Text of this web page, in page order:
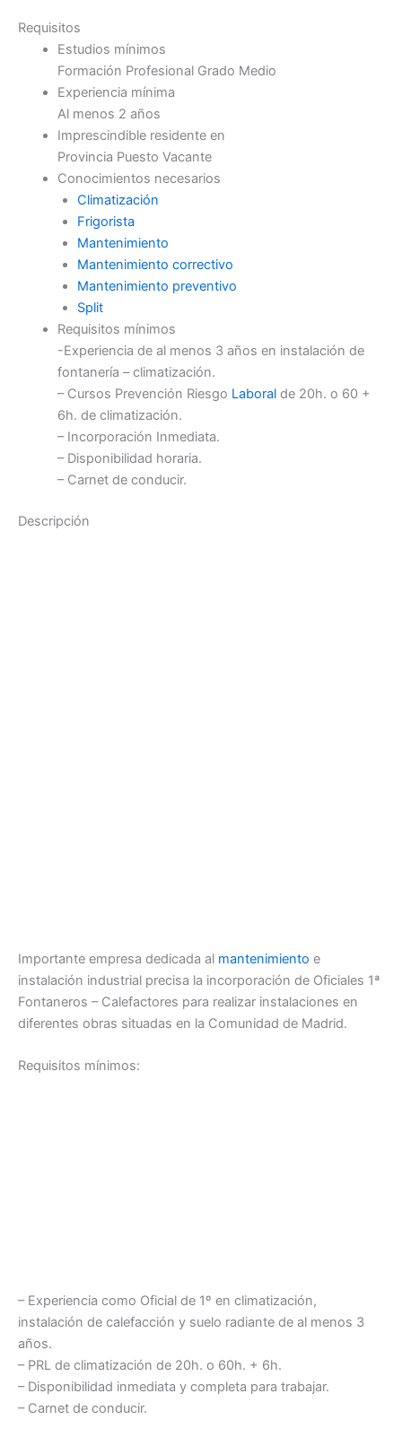
Requisitos
Estudios mínimos
Formación Profesional Grado Medio
Experiencia mínima
Al menos 2 años
Imprescindible residente en
Provincia Puesto Vacante
Conocimientos necesarios
Climatización
Frigorista
Mantenimiento
Mantenimiento correctivo
Mantenimiento preventivo
Split
Requisitos mínimos
-Experiencia de al menos 3 años en instalación de
fontanería – climatización.
– Cursos Prevención Riesgo Laboralde 20h. o 60 +
6h. de climatización.
– Incorporación Inmediata.
– Disponibilidad horaria.
– Carnet de conducir.
Descripción
Importante empresa dedicada al mantenimiento e
instalación industrial precisa la incorporación de Oficiales 1ª
Fontaneros – Calefactores para realizar instalaciones en
diferentes obras situadas en la Comunidad de Madrid.
Requisitos mínimos:
– Experiencia como Oficial de 1º en climatización,
instalación de calefacción y suelo radiante de al menos 3
años.
– PRL de climatización de 20h. o 60h. + 6h.
– Disponibilidad inmediata y completa para trabajar.
– Carnet de conducir.